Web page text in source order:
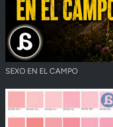
SEXO EN EL CAMPO